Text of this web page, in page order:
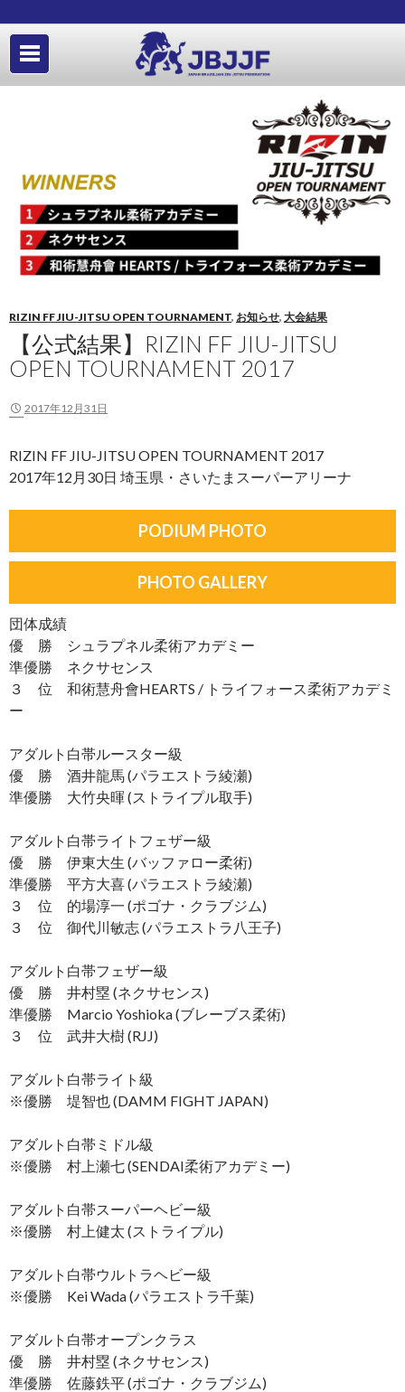
RIZIN FF JIU-JITSU OPEN TOURNAMENT, お知らせ, 大会結果
【公式結果】RIZIN FF JIU-JITSU
OPEN TOURNAMENT 2017
2017年12月31日
RIZIN FF JIU-JITSU OPEN TOURNAMENT 2017
2017年12月30日 埼玉県・さいたまスーパーアリーナ
PODIUM PHOTO
PHOTO GALLERY
団体成績
優 勝 シュラプネル柔術アカデミー
準優勝 ネクサセンス
３ 位 和術慧舟會HEARTS / トライフォース柔術アカデミ
ー
アダルト白帯ルースター級
優 勝 酒井龍馬 (パラエストラ綾瀬)
準優勝 大竹央暉 (ストライプル取手)
アダルト白帯ライトフェザー級
優 勝 伊東大生 (バッファロー柔術)
準優勝 平方大喜 (パラエストラ綾瀬)
３ 位 的場淳一 (ポゴナ・クラブジム)
３ 位 御代川敏志 (パラエストラ八王子)
アダルト白帯フェザー級
優 勝 井村塁 (ネクサセンス)
準優勝 Marcio Yoshioka (ブレーブス柔術)
３ 位 武井大樹 (RJJ)
アダルト白帯ライト級
※優勝 堤智也 (DAMM FIGHT JAPAN)
アダルト白帯ミドル級
※優勝 村上瀬七 (SENDAI柔術アカデミー)
アダルト白帯スーパーヘビー級
※優勝 村上健太 (ストライプル)
アダルト白帯ウルトラヘビー級
※優勝 Kei Wada (パラエストラ千葉)
アダルト白帯オープンクラス
優 勝 井村塁 (ネクサセンス)
準優勝 佐藤鉄平 (ポゴナ・クラブジム)